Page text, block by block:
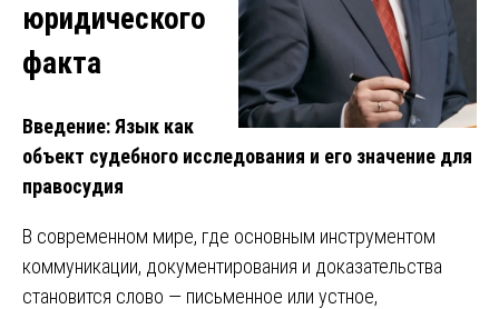
юридического
факта
Введение: Язык как
объект судебного исследования и его значение для
правосудия
В современном мире, где основным инструментом
коммуникации, документирования и доказательства
становится слово — письменное или устное,